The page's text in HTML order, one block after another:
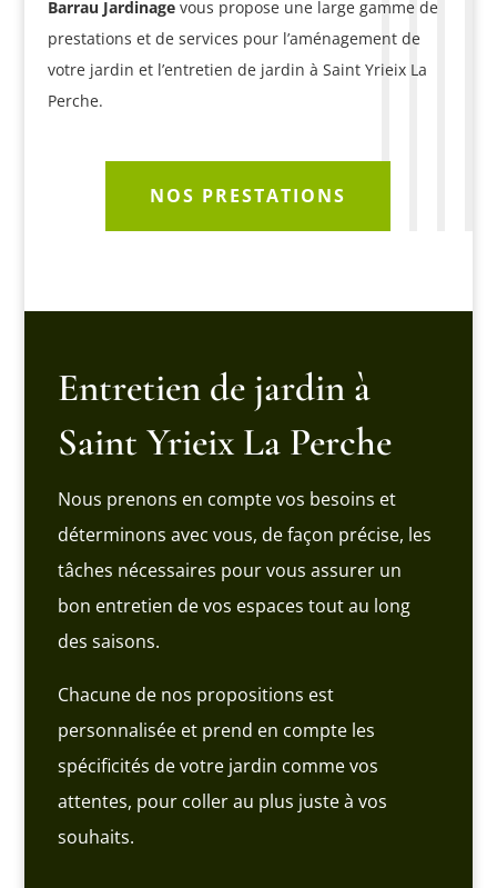
Barrau Jardinagevous propose une large gamme de
prestations et de services pour l’aménagement de
votre jardin et l’entretien de jardin à Saint Yrieix La
Perche.
NOS PRESTATIONS
Entretien de jardin à
Saint Yrieix La Perche
Nous prenons en compte vos besoins et
déterminons avec vous, de façon précise, les
tâches nécessaires pour vous assurer un
bon entretien de vos espaces tout au long
des saisons.
Chacune de nos propositions est
personnalisée et prend en compte les
spécificités de votre jardin comme vos
attentes, pour coller au plus juste à vos
souhaits.